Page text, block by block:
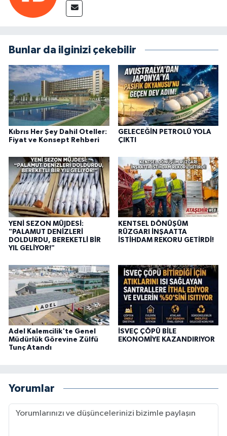
Bunlar da ilginizi çekebilir
Kıbrıs Her Şey Dahil Oteller:
Fiyat ve Konsept Rehberi
GELECEĞİN PETROLÜ YOLA
ÇIKTI
YENİ SEZON MÜJDESİ:
"PALAMUT DENİZLERİ
DOLDURDU, BEREKETLİ BİR
YIL GELİYOR!"
KENTSEL DÖNÜŞÜM
RÜZGARI İNŞAATTA
İSTİHDAM REKORU GETİRDİ!
Adel Kalemcilik'te Genel
Müdürlük Görevine Zülfü
Tunç Atandı
İSVEÇ ÇÖPÜ BİLE
EKONOMİYE KAZANDIRIYOR
Yorumlar